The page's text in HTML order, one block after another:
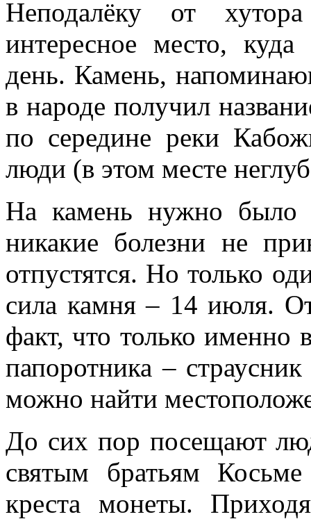
Неподалёку от
интересное место,
день. Камень,
в народе получил
по середине реки
люди (в этом месте
На камень нужно было
никакие болезни не
отпустятся. Но только
сила камня – 14 июля.
факт, что только именно
папоротника –
можно найти
До сих пор посещают
святым братьям
креста монеты.